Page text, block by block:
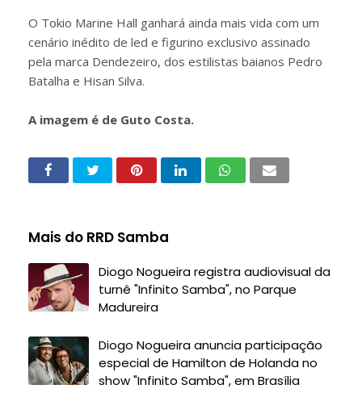
O Tokio Marine Hall ganhará ainda mais vida com um
cenário inédito de led e figurino exclusivo assinado
pela marca Dendezeiro, dos estilistas baianos Pedro
Batalha e Hisan Silva.
A imagem é de Guto Costa.
Mais do RRD Samba
Diogo Nogueira registra audiovisual da
turnê "Infinito Samba", no Parque
Madureira
Diogo Nogueira anuncia participação
especial de Hamilton de Holanda no
show "Infinito Samba", em Brasília